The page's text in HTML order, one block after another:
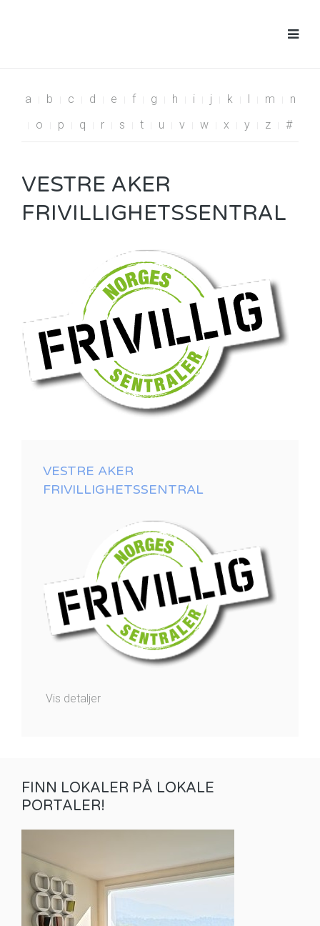
a b c d e f g h i j k l m
n
o
p q r s t u v w x y z #
VESTRE AKER
FRIVILLIGHETSSENTRAL
VESTRE AKER
FRIVILLIGHETSSENTRAL
Vis detaljer
FINN LOKALER PÅ LOKALE
PORTALER!